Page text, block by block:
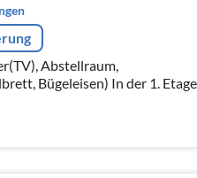
Abstellraum,
In der 1. Etage:
Sitzecke),